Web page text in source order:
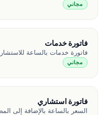
مجاني
فاتورة خدمات
فاتورة خدمات بالساعة
مجاني
فاتورة استشاري
السعر بالساعة بالإضافة إلى